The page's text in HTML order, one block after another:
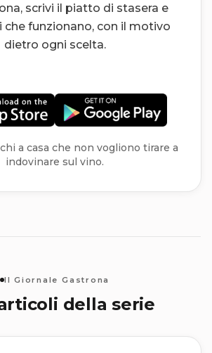
scrivi il piatto di stasera e
che funzionano, con il motivo
dietro ogni scelta.
a casa che non vogliono tirare a
indovinare sul vino.
Il Giornale Gastrona
della serie